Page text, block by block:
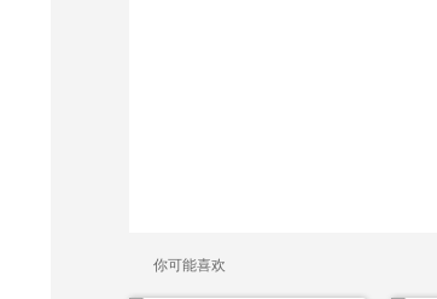
你可能喜欢